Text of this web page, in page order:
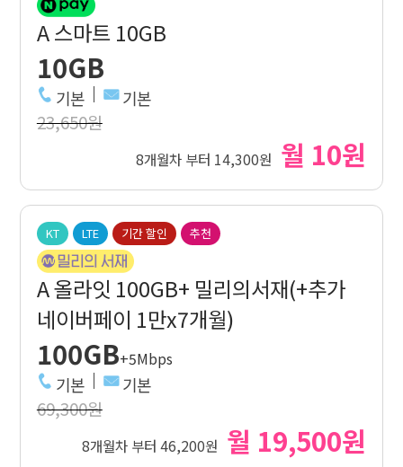
A 스마트 10GB
10GB
기본 기본
23,650원
8개월차 부터 14,300원 월 10원
KT LTE 기간 할인 추천
A 올라잇 100GB+ 밀리의서재(+추가
네이버페이 1만x7개월)
100GB+5Mbps
기본 기본
69,300원
8개월차 부터 46,200원 월 19,500원